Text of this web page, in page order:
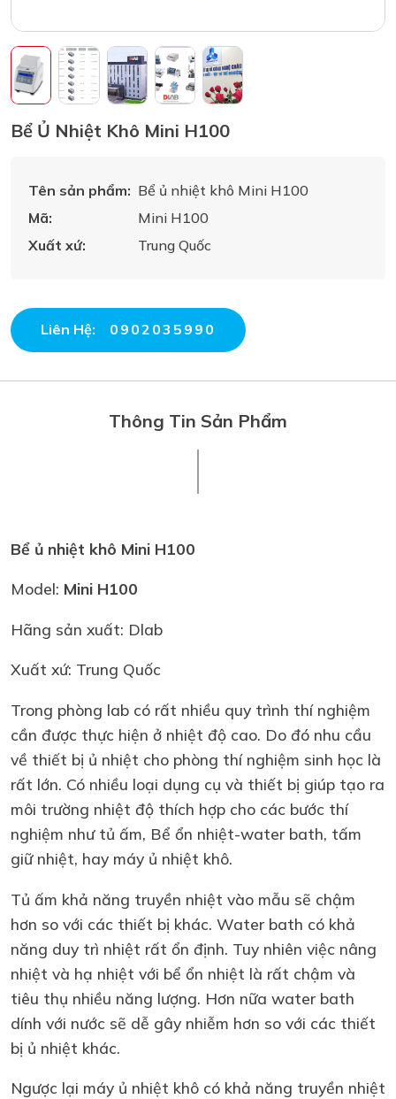
Bể Ủ Nhiệt Khô Mini H100
Tên sản phẩm: Bể ủ nhiệt khô Mini H100
Mã:
Mini H100
Xuất xứ:
Trung Quốc
Liên Hệ: 0902035990
Thông Tin Sản Phẩm
Bể ủ nhiệt khô Mini H100
Model: Mini H100
Hãng sản xuất: Dlab
Xuất xứ: Trung Quốc
Trong phòng lab có rất nhiều quy trình thí nghiệm
cần được thực hiện ở nhiệt độ cao. Do đó nhu cầu
về thiết bị ủ nhiệt cho phòng thí nghiệm sinh học là
rất lớn. Có nhiều loại dụng cụ và thiết bị giúp tạo ra
môi trường nhiệt độ thích hợp cho các bước thí
nghiệm như tủ ấm, Bể ổn nhiệt-water bath, tấm
giữ nhiệt, hay máy ủ nhiệt khô.
Tủ ấm khả năng truyền nhiệt vào mẫu sẽ chậm
hơn so với các thiết bị khác. Water bath có khả
năng duy trì nhiệt rất ổn định. Tuy nhiên việc nâng
nhiệt và hạ nhiệt với bể ổn nhiệt là rất chậm và
tiêu thụ nhiều năng lượng. Hơn nữa water bath
dính với nước sẽ dễ gây nhiễm hơn so với các thiết
bị ủ nhiệt khác.
Ngược lại máy ủ nhiệt khô có khả năng truyền nhiệt